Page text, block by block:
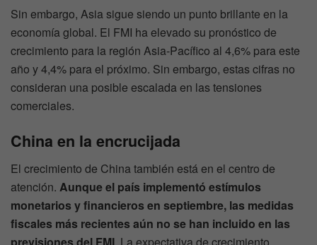
Sin embargo, Asia sigue siendo un punto brillante en la
economía global. El FMI ha elevado su pronóstico de
crecimiento para la región Asia-Pacífico al 4,6% para este
año y 4,4% para el próximo. Sin embargo, estas cifras no
consideran una posible escalada en las tensiones
comerciales.
China en la encrucijada
El crecimiento de China también está en el centro de
atención. Aunque el país implementó estímulos
monetarios y financieros en septiembre, las medidas
fiscales más recientes aún no se han incluido en las